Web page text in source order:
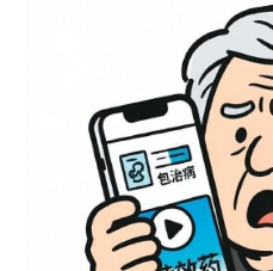
广西
四川 贵州
甘肃
新疆 内蒙古